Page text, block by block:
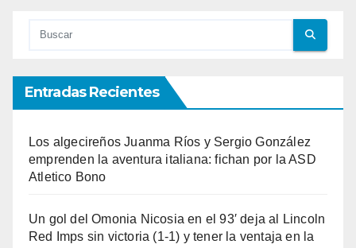
Entradas Recientes
Los algecireños Juanma Ríos y Sergio González
emprenden la aventura italiana: fichan por la ASD
Atletico Bono
Un gol del Omonia Nicosia en el 93′ deja al Lincoln
Red Imps sin victoria (1-1) y tener la ventaja en la